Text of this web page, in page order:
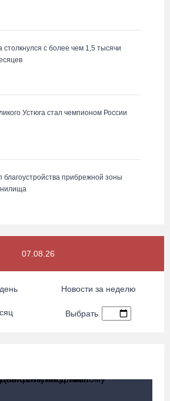
с более чем 1,5 тысячи
Устюга стал чемпионом России
прибрежной зоны
фестиваль «Рэп на Руси» в
07.08.26
Новости за неделю
Выбрать